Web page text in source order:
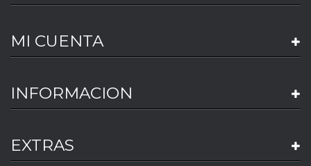
MI CUENTA
INFORMACION
EXTRAS